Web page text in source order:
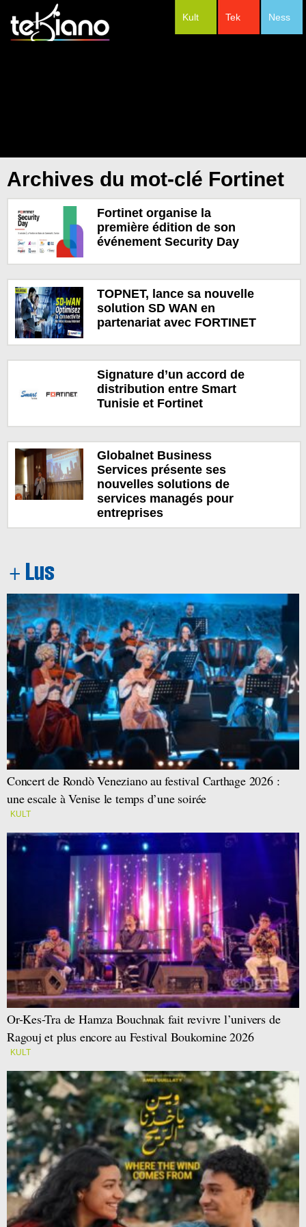
Ness
Tek
Kult
Archives du mot-clé Fortinet
Fortinet organise la
première édition de son
événement Security Day
TOPNET, lance sa nouvelle
solution SD WAN en
partenariat avec FORTINET
Signature d’un accord de
distribution entre Smart
Tunisie et Fortinet
Globalnet Business
Services présente ses
nouvelles solutions de
services managés pour
entreprises
Concert de Rondò Veneziano au festival Carthage 2026 :
une escale à Venise le temps d’une soirée
KULT
Or-Kes-Tra de Hamza Bouchnak fait revivre l’univers de
Ragouj et plus encore au Festival Boukornine 2026
KULT